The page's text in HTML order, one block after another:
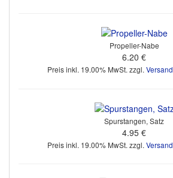
Propeller-Nabe
6.20 €
Preis inkl. 19.00% MwSt. zzgl. Versand
Spurstangen, Satz
4.95 €
Preis inkl. 19.00% MwSt. zzgl. Versand